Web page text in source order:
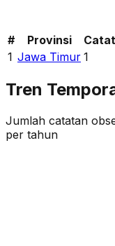
# Provinsi
1 Jawa Timur 1
Tren
Jumlah catatan
per tahun